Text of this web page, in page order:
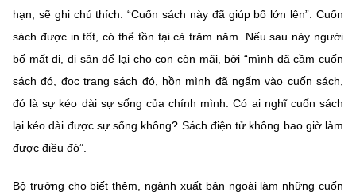
hạn, sẽ ghi chú thích: “Cuốn sách này đã giúp bố lớn lên”. Cuốn
sách được in tốt, có thể tồn tại cả trăm năm. Nếu sau này người
bố mất đi, di sản để lại cho con còn mãi, bởi “mình đã cầm cuốn
sách đó, đọc trang sách đó, hồn mình đã ngấm vào cuốn sách,
đó là sự kéo dài sự sống của chính mình. Có ai nghĩ cuốn sách
lại kéo dài được sự sống không? Sách điện tử không bao giờ làm
được điều đó”.
Bộ trưởng cho biết thêm, ngành xuất bản ngoài làm những cuốn